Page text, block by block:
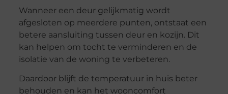
Wanneer een deur gelijkmatig wordt
afgesloten op meerdere punten, ontstaat een
betere aansluiting tussen deur en kozijn. Dit
kan helpen om tocht te verminderen en de
isolatie van de woning te verbeteren.
Daardoor blijft de temperatuur in huis beter
behouden en kan het wooncomfort